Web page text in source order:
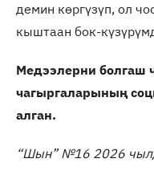
демин көргүзүп, ол
кыштаан бок-
Медээлерни болгаш
чагыргаларының
алган.
“Шын” №16 2026